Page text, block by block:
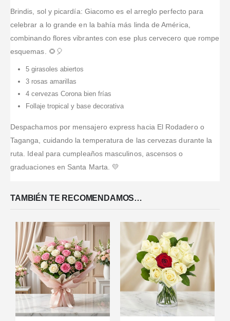
Brindis, sol y picardía: Giacomo es el arreglo perfecto para
celebrar a lo grande en la bahía más linda de América,
combinando flores vibrantes con ese plus cervecero que rompe
esquemas. 🌻🎈
5 girasoles abiertos
3 rosas amarillas
4 cervezas Corona bien frías
Follaje tropical y base decorativa
Despachamos por mensajero express hacia El Rodadero o
Taganga, cuidando la temperatura de las cervezas durante la
ruta. Ideal para cumpleaños masculinos, ascensos o
graduaciones en Santa Marta. 💛
TAMBIÉN TE RECOMENDAMOS…